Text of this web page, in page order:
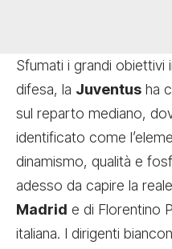
Sfumati i grandi obiettivi
difesa, la Juventus ha
sul reparto mediano,
identificato come
dinamismo, qualità e
adesso da capire la
Madrid e di Florentino
italiana. I dirigenti